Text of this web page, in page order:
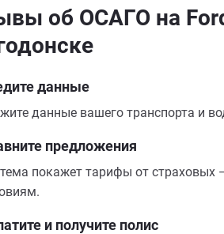
об ОСАГО на
данные
данные вашего транспорта и
предложения
покажет тарифы от страховых
и получите полис